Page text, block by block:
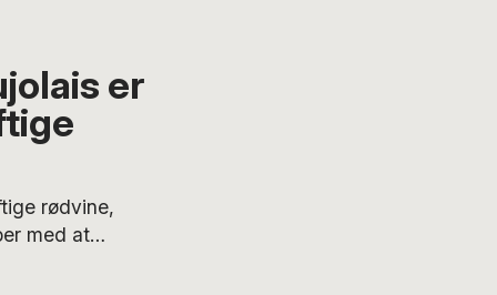
er
rødvine,
med at